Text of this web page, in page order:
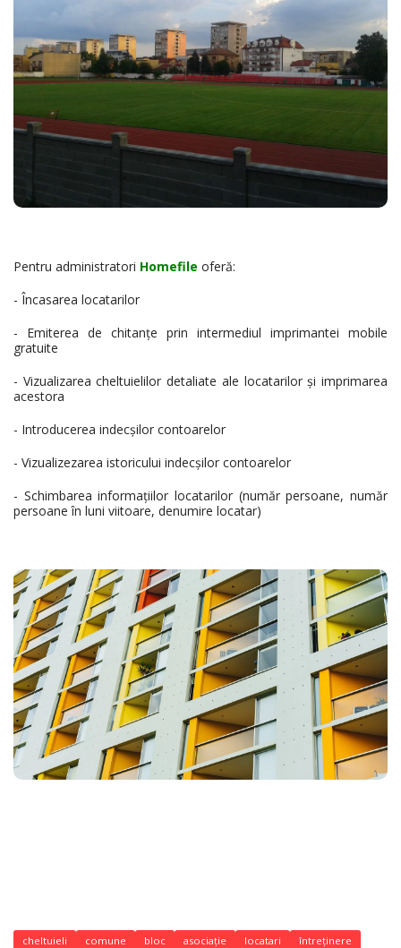
Pentru administratori Homefile oferă:
- Încasarea locatarilor
- Emiterea de chitanțe prin intermediul imprimantei mobile
gratuite
- Vizualizarea cheltuielilor detaliate ale locatarilor și imprimarea
acestora
- Introducerea indecșilor contoarelor
- Vizualizezarea istoricului indecșilor contoarelor
- Schimbarea informațiilor locatarilor (număr persoane, număr
persoane în luni viitoare, denumire locatar)
cheltuieli comune bloc asociație locatari
întreținere